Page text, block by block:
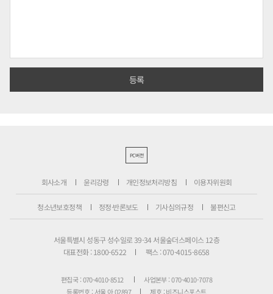
PC버전
회사소개 윤리강령 개인정보처리방침 이용자위원회
청소년보호정책 정정·반론보도 기사심의규정 불편신고
서울특별시 성동구 성수일로 39-34 서울숲더스페이스 12층
대표전화 : 1800-6522
팩스 : 070-4015-8658
편집국 : 070-4010-8512
사업본부 : 070-4010-7078
등록번호 : 서울 아 02897
제호 : 비즈니스포스트